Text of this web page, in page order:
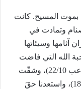
الله بموت المسيح. كانت
وتمادت في
غفران آثامها وسيئاتها
الله التي فاضت
(رومة 16/9 و6/11)، فغسلت إثمَنا وطهّرته (عب 22/10)، وشقّت
دربنا إلى حياة جديدة (عب 19/10-20، أف 18/2)، واستعدنا حقَ